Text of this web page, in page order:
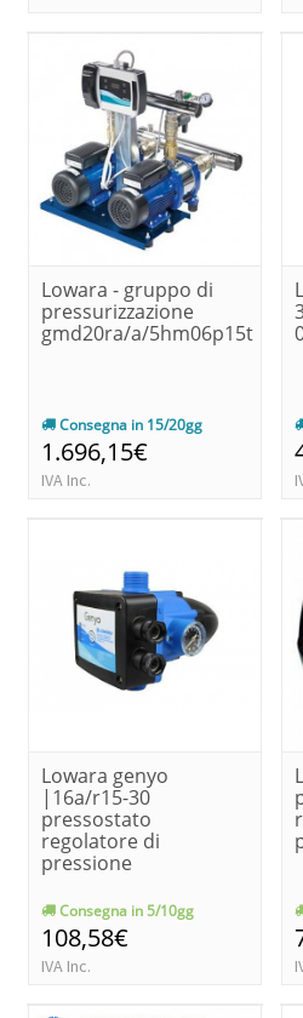
Lowara - gruppo di
pressurizzazione
gmd20ra/a/5hm06p15t
Consegna in 15/20gg
1.696,15€
IVA Inc.
Lowara genyo
|16a/r15-30
pressostato
regolatore di
pressione
Consegna in 5/10gg
108,58€
IVA Inc.